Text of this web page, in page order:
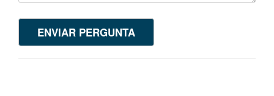
ENVIAR PERGUNTA